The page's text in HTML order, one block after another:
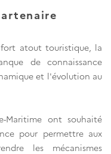
atout touristique, la
de connaissance
et l'évolution au
Maritime ont souhaité
pour permettre aux
les mécanismes